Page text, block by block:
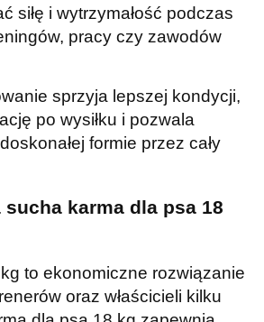
siłę i wytrzymałość podczas
pracy czy zawodów
sprzyja lepszej kondycji,
po wysiłku i pozwala
formie przez cały
karma dla psa 18
to ekonomiczne rozwiązanie
oraz właścicieli kilku